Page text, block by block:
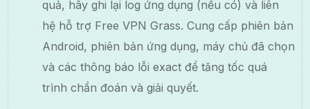
quả, hãy ghi lại log ứng dụng (nếu có) và liên
hệ hỗ trợ Free VPN Grass. Cung cấp phiên bản
Android, phiên bản ứng dụng, máy chủ đã chọn
và các thông báo lỗi exact để tăng tốc quá
trình chẩn đoán và giải quyết.